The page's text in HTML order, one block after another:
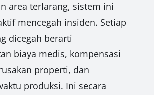
area terlarang, sistem ini
mencegah insiden. Setiap
dicegah berarti
biaya medis, kompensasi
properti, dan
produksi. Ini secara